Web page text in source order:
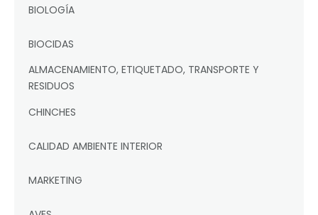
BIOLOGÍA
BIOCIDAS
ALMACENAMIENTO, ETIQUETADO, TRANSPORTE Y
RESIDUOS
CHINCHES
CALIDAD AMBIENTE INTERIOR
MARKETING